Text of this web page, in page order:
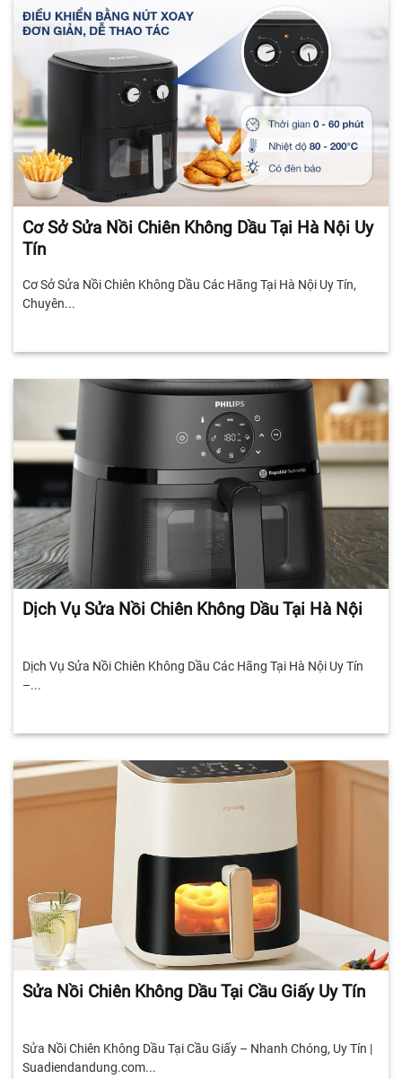
Cơ Sở Sửa Nồi Chiên Không Dầu Tại Hà Nội Uy
Tín
Cơ Sở Sửa Nồi Chiên Không Dầu Các Hãng Tại Hà Nội Uy Tín,
Chuyên...
Dịch Vụ Sửa Nồi Chiên Không Dầu Tại Hà Nội
Dịch Vụ Sửa Nồi Chiên Không Dầu Các Hãng Tại Hà Nội Uy Tín
–...
Sửa Nồi Chiên Không Dầu Tại Cầu Giấy Uy Tín
Sửa Nồi Chiên Không Dầu Tại Cầu Giấy – Nhanh Chóng, Uy Tín |
Suadiendandung.com...